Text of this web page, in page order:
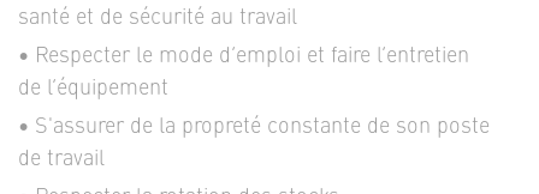
santé et de sécurité au travail
Respecter le mode d’emploi et faire l’entretien
de l’équipement
S'assurer de la propreté constante de son poste
de travail